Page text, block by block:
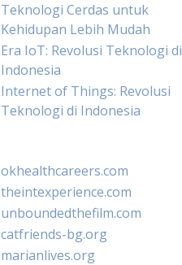
Teknologi Cerdas untuk
Kehidupan Lebih Mudah
Era IoT: Revolusi Teknologi di
Indonesia
Internet of Things: Revolusi
Teknologi di Indonesia
okhealthcareers.com
theintexperience.com
unboundedthefilm.com
catfriends-bg.org
marianlives.org